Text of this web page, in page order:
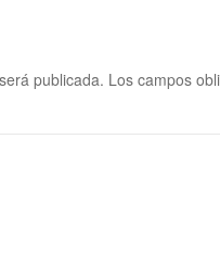
publicada. Los campos